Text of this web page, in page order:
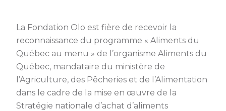
La Fondation Olo est fière de recevoir la
reconnaissance du programme « Aliments du
Québec au menu » de l’organisme Aliments du
Québec, mandataire du ministère de
l’Agriculture, des Pêcheries et de l’Alimentation
dans le cadre de la mise en œuvre de la
Stratégie nationale d’achat d’aliments